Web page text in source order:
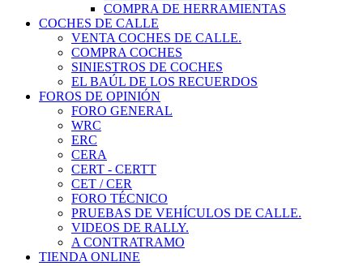
COMPRA DE HERRAMIENTAS
COCHES DE CALLE
VENTA COCHES DE CALLE.
COMPRA COCHES
SINIESTROS DE COCHES
EL BAÚL DE LOS RECUERDOS
FOROS DE OPINIÓN
FORO GENERAL
WRC
ERC
CERA
CERT - CERTT
CET / CER
FORO TÉCNICO
PRUEBAS DE VEHÍCULOS DE CALLE.
VIDEOS DE RALLY.
A CONTRATRAMO
TIENDA ONLINE